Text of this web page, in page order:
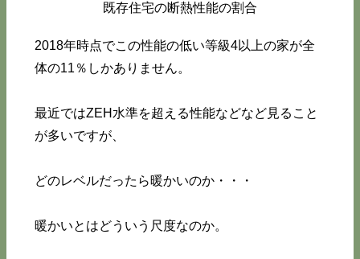
既存住宅の断熱性能の割合
2018年時点でこの性能の低い等級4以上の家が全
体の11％しかありません。
最近ではZEH水準を超える性能などなど見ること
が多いですが、
どのレベルだったら暖かいのか・・・
暖かいとはどういう尺度なのか。